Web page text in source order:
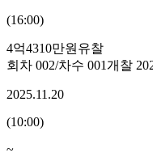
(16:00)
4억4310만원 유찰
회차 002/차수 001개찰
2025.11.20
(10:00)
~